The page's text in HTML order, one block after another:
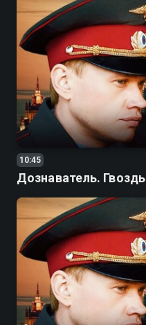
10:45
Дознаватель. Гвоздь